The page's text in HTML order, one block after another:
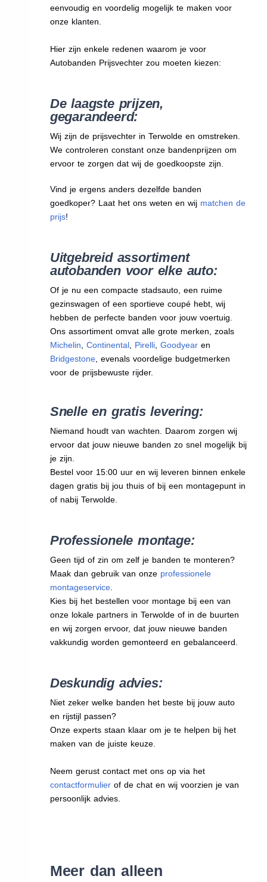
eenvoudig en voordelig mogelijk te maken voor
onze klanten.
Hier zijn enkele redenen waarom je voor
Autobanden Prijsvechter zou moeten kiezen:
De laagste prijzen,
gegarandeerd:
Wij zijn de prijsvechter in Terwolde en omstreken.
We controleren constant onze bandenprijzen om
ervoor te zorgen dat wij de goedkoopste zijn.
Vind je ergens anders dezelfde banden
goedkoper? Laat het ons weten en wij matchen de
prijs!
Uitgebreid assortiment
autobanden voor elke auto:
Of je nu een compacte stadsauto, een ruime
gezinswagen of een sportieve coupé hebt, wij
hebben de perfecte banden voor jouw voertuig.
Ons assortiment omvat alle grote merken, zoals
Michelin, Continental, Pirelli, Goodyearen
Bridgestone, evenals voordelige budgetmerken
voor de prijsbewuste rijder.
Snelle en gratis levering:
Niemand houdt van wachten. Daarom zorgen wij
ervoor dat jouw nieuwe banden zo snel mogelijk bij
je zijn.
Bestel voor 15:00 uur en wij leveren binnen enkele
dagen gratis bij jou thuis of bij een montagepunt in
of nabij Terwolde.
Professionele montage:
Geen tijd of zin om zelf je banden te monteren?
Maak dan gebruik van onze professionele
montageservice.
Kies bij het bestellen voor montage bij een van
onze lokale partners in Terwolde of in de buurten
en wij zorgen ervoor, dat jouw nieuwe banden
vakkundig worden gemonteerd en gebalanceerd.
Deskundig advies:
Niet zeker welke banden het beste bij jouw auto
en rijstijl passen?
Onze experts staan klaar om je te helpen bij het
maken van de juiste keuze.
Neem gerust contact met ons op via het
contactformulierof de chat en wij voorzien je van
persoonlijk advies.
Meer dan alleen